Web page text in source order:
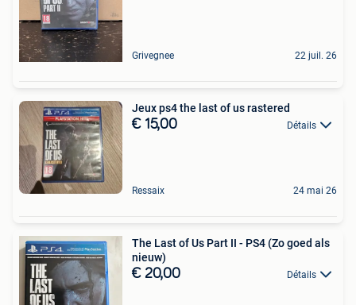
Grivegnee 22 juil. 26
Jeux ps4 the last of us rastered
€ 15,00 Détails
Ressaix 24 mai 26
The Last of Us Part II - PS4 (Zo goed als
nieuw)
€ 20,00 Détails